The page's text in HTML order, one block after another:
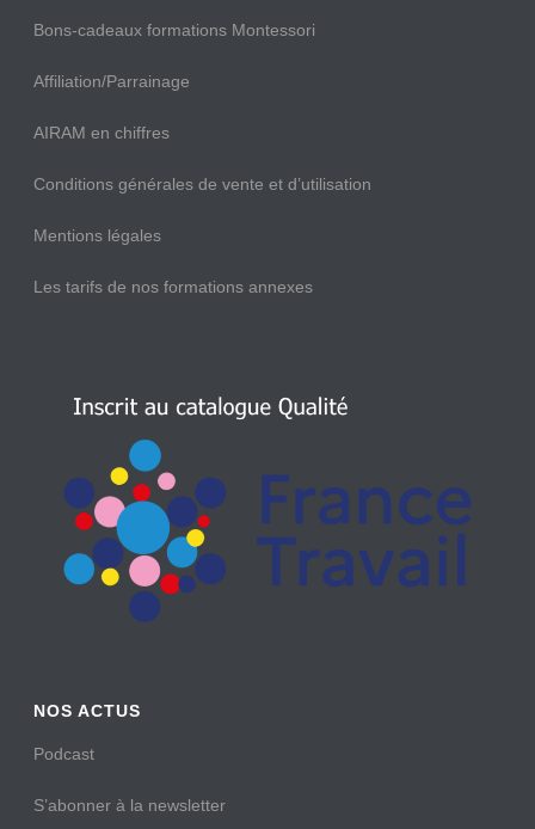
Bons-cadeaux formations Montessori
Affiliation/Parrainage
AIRAM en chiffres
Conditions générales de vente et d’utilisation
Mentions légales
Les tarifs de nos formations annexes
NOS ACTUS
Podcast
S’abonner à la newsletter